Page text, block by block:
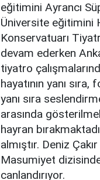
eğitimini Ayrancı
Üniversite eğitimini
Konservatuarı
devam ederken
tiyatro
hayatının yanı
yanı sıra
arasında
hayran
almıştır. Deniz
Masumiyet
canlandırıyor.